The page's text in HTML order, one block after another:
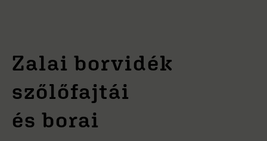
Zalai borvidék
szőlőfajtái
és borai